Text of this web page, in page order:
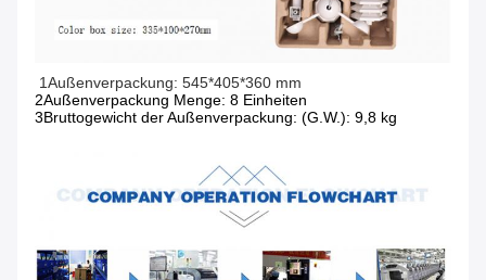
1Außenverpackung: 545*405*360 mm
2Außenverpackung Menge: 8 Einheiten
3Bruttogewicht der Außenverpackung: (G.W.): 9,8 kg